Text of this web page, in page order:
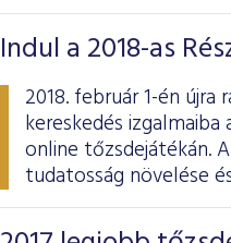
Indul a 2018-as
2018. február 1-én
kereskedés
online tőzsdejátékán.
tudatosság növelése